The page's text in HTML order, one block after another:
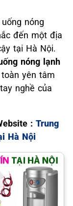
nóng
đến một địa
tại Hà Nội.
nóng lạnh
yên tâm
nghề của
: Trung
Hà Nội